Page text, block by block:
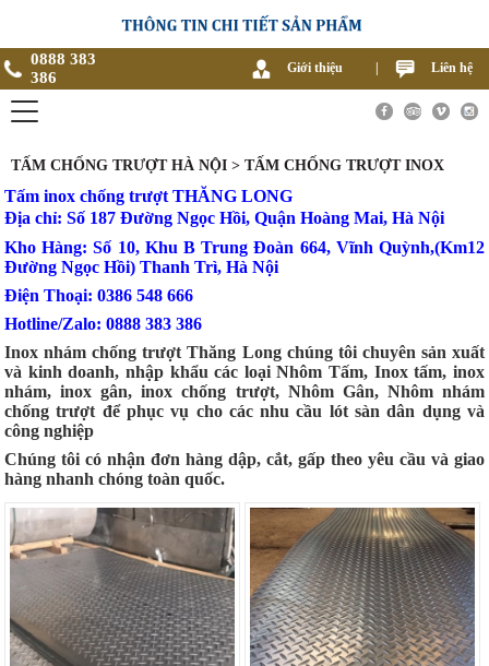
0888 383
386
Giới thiệu Liên hệ
TẤM CHỐNG TRƯỢT HÀ NỘI > TẤM CHỐNG TRƯỢT INOX
Tấm inox chống trượt THĂNG LONG
Địa chỉ: Số 187 Đường Ngọc Hồi, Quận Hoàng Mai, Hà Nội
Kho Hàng: Số 10, Khu B Trung Đoàn 664, Vĩnh Quỳnh,(Km12
Đường Ngọc Hồi) Thanh Trì, Hà Nội
Điện Thoại: 0386 548 666
Hotline/Zalo: 0888 383 386
Inox nhám chống trượt Thăng Long chúng tôi chuyên sản xuất
và kinh doanh, nhập khẩu các loại Nhôm Tấm, Inox tấm, inox
nhám, inox gân, inox chống trượt, Nhôm Gân, Nhôm nhám
chống trượt để phục vụ cho các nhu cầu lót sàn dân dụng và
công nghiệp
Chúng tôi có nhận đơn hàng dập, cắt, gấp theo yêu cầu và giao
hàng nhanh chóng toàn quốc.